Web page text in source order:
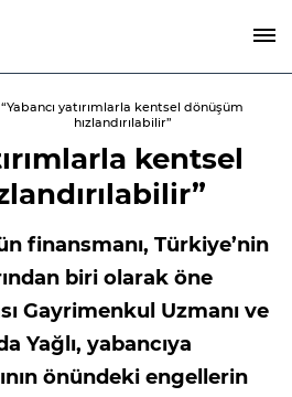
“Yabancı yatırımlarla kentsel dönüşüm
hızlandırılabilir”
kentsel
finansmanı, Türkiye’nin
biri olarak öne
Gayrimenkul Uzmanı ve
Yağlı, yabancıya
önündeki engellerin